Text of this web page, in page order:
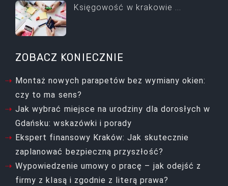
Księgowość w krakowie ...
ZOBACZ KONIECZNIE
Montaż nowych parapetów bez wymiany okien:
czy to ma sens?
Jak wybrać miejsce na urodziny dla dorosłych w
Gdańsku: wskazówki i porady
Ekspert finansowy Kraków: Jak skutecznie
zaplanować bezpieczną przyszłość?
Wypowiedzenie umowy o pracę – jak odejść z
firmy z klasą i zgodnie z literą prawa?